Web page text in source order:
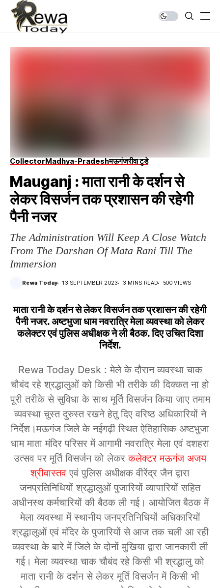
CollectorMadhya-Pradeshमऊगंजरीवा टुडे
Mauganj : माता रानी के दर्शन से
लेकर विसर्जन तक प्रशासन की रहेगी
पैनी नजर
The Administration Will Keep A Close Watch
From The Darshan Of Mata Rani Till The
Immersion
Rewa Today 13 SEPTEMBER 2023 3 MINS READ 500 VIEWS
माता रानी के दर्शन से लेकर विसर्जन तक प्रशासन की रहेगी
पैनी नजर. अष्टभुजा धाम नवरात्रि मेला व्यवस्था को लेकर
कलेक्टर एवं पुलिस अधीक्षक ने ली बैठक. दिए उचित दिशा
निर्देश.
Rewa Today Desk : मेले के दौरान व्यवस्था चाक
चौबंद रहे श्रद्धालुओं को किसी भी तरीके की दिक्कत ना हो
पूरी तरीके से सुविधा के साथ मूर्ति विसर्जन किया जाए तमाम
व्यवस्था चुस्त दुरुस्त रखने हेतु दिए वरिष्ठ अधिकारियों ने
निर्देश।मऊगंज जिले के नईगढ़ी स्थित ऐतिहासिक अष्टभुजा
धाम माता मंदिर परिसर में आगामी नवरात्रि मेला एवं दशहरा
उत्सव पर मूर्ति विसर्जन को लेकरकलेक्टर मऊगंज अजय
श्रीवास्तवएवं पुलिस अधीक्षक वीरेंद्र जैन द्वारा
जनप्रतिनिधियों श्रद्धालुओं पुजारियों व्यापारियों सहित
अधीनस्थ कर्मचारियों की बैठक ली गई। आयोजित बैठक में
मेला व्यवस्था में स्थानीय जनप्रतिनिधियों अधिकारियों
श्रद्धालुओं एवं मंदिर के पुजारियों से आज तक चली आ रही
व्यवस्था के बारे में जिले के दोनों मुखिया द्वारा जानकारी ली
गई। मेला व्यवस्था चाक चौबंद रहे किसी भी श्रद्धालु को
माता रानी के दर्शन से लेकर मूर्ति विसर्जन में किसी भी